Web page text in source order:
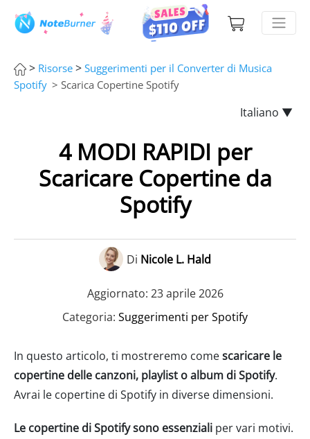
> Risorse > Suggerimenti per il Converter di Musica
Spotify > Scarica Copertine Spotify
Italiano ▼
4 MODI RAPIDI per
Scaricare Copertine da
Spotify
Di Nicole L. Hald
Aggiornato: 23 aprile 2026
Categoria: Suggerimenti per Spotify
In questo articolo, ti mostreremo comescaricare le
copertine delle canzoni, playlist o album di Spotify.
Avrai le copertine di Spotify in diverse dimensioni.
Le copertine di Spotify sono essenziali per vari motivi.